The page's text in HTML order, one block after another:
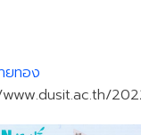
ยทอง
www.dusit.ac.th/